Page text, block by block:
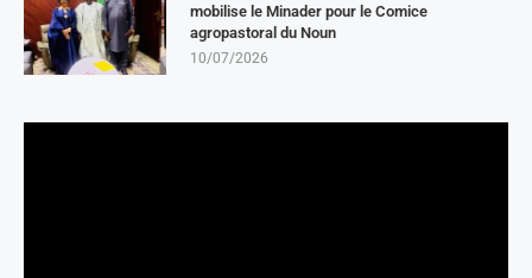
mobilise le Minader pour le Comice
agropastoral du Noun
10/07/2026